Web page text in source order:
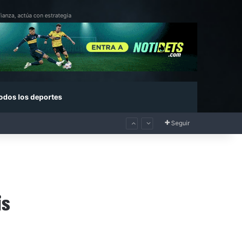
actúa con estrategia
los deportes
Seguir